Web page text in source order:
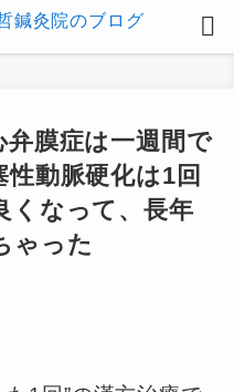
弁膜症は一週間で
動脈硬化は1回
くなって、長年
ゃった